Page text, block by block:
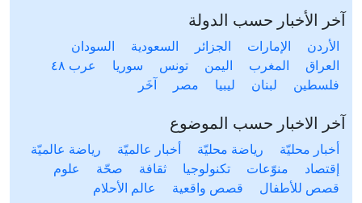
آخر الأخبار حسب الدولة
الأردن الإمارات الجزائر السعودية
السودان
العراق
المغرب اليمن تونس سوريا
عرب ٤٨
فلسطين
لبنان ليبيا مصر آخَر
آخر الاخبار حسب الموضوع
أخبار محليّة رياضة محليّة أخبار عالميّة
رياضة عالميّة
إقتصاد
منوّعات تكنولوجيا ثقافة صحّة
علوم
قصص للأطفال
قصص واقعية عالم الأحلام